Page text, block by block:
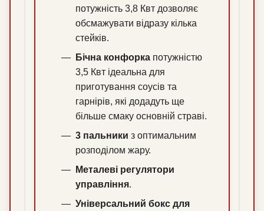
потужність 3,8 Квт дозволяє
обсмажувати відразу кілька
стейків.
Бічна конфорка потужністю
3,5 Квт ідеальна для
приготування соусів та
гарнірів, які додадуть ще
більше смаку основній страві.
3 пальники з оптимальним
розподілом жару.
Металеві регулятори
управління.
Універсальний бокс для